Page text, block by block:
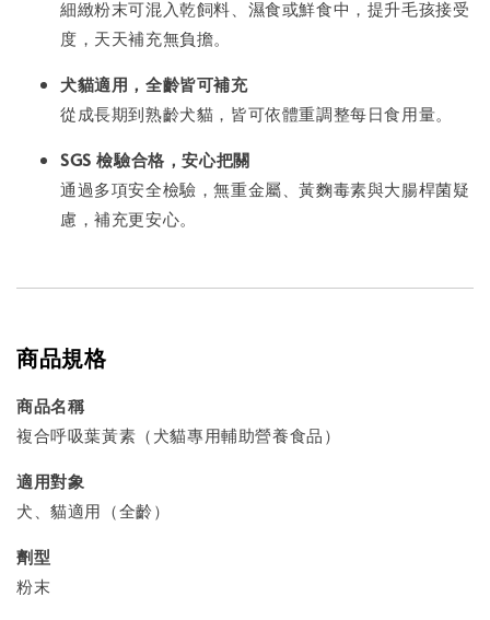
細緻粉末可混入乾飼料、濕食或鮮食中，提升毛孩接受
度，天天補充無負擔。
犬貓適用，全齡皆可補充
從成長期到熟齡犬貓，皆可依體重調整每日食用量。
SGS 檢驗合格，安心把關
通過多項安全檢驗，無重金屬、黃麴毒素與大腸桿菌疑
慮，補充更安心。
商品規格
商品名稱
複合呼吸葉黃素（犬貓專用輔助營養食品）
適用對象
犬、貓適用（全齡）
劑型
粉末